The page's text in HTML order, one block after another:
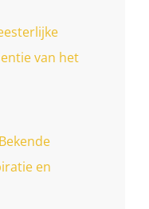
van het
en